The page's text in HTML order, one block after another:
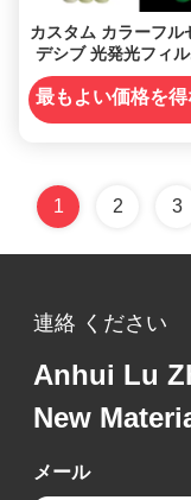
カスタム カラーフル
デシブ 光発光フィ
ビニールで光
最もよい価格を
1 2 3
連絡 ください
Anhui Lu
New
メール